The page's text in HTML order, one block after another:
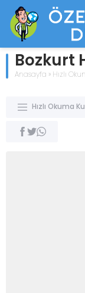
Bozkurt
Anasayfa » Hızlı
Hızlı Okuma